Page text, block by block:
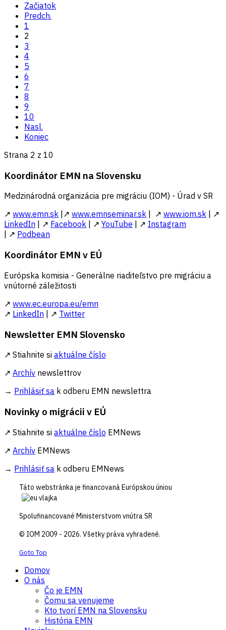
Začiatok
Predch.
1
2
3
4
5
6
7
8
9
10
Nasl.
Koniec
Strana 2 z 10
Koordinátor EMN na Slovensku
Medzinárodná organizácia pre migráciu (IOM) - Úrad v SR
↗ www.emn.sk |↗ www.emnseminar.sk | ↗ www.iom.sk | ↗
LinkedIn | ↗ Facebook | ↗ YouTube | ↗ Instagram
| ↗ Podbean
Koordinátor EMN v EÚ
Európska komisia - Generálne riaditeľstvo pre migráciu a
vnútorné záležitosti
↗ www.ec.europa.eu/emn
↗ LinkedIn | ↗ Twitter
Newsletter EMN Slovensko
↗ Stiahnite si aktuálne číslo
↗ Archív newslettrov
→ Prihlásiť sa k odberu EMN newslettra
Novinky o migrácii v EÚ
↗ Stiahnite si aktuálne číslo EMNews
↗ Archív EMNews
→ Prihlásiť sa k odberu EMNews
Táto webstránka je financovaná Európskou úniou
Spolufinancované Ministerstvom vnútra SR
© IOM 2009 - 2026. Všetky práva vyhradené.
Goto Top
Domov
O nás
Čo je EMN
Čomu sa venujeme
Kto tvorí EMN na Slovensku
História EMN